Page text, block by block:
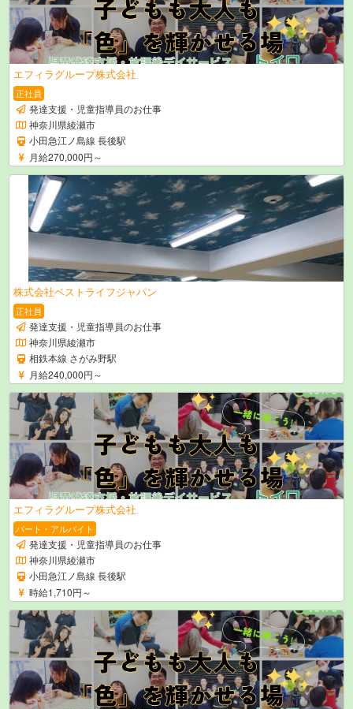
エフィラグループ株式会社
正社員
発達支援・児童指導員のお仕事
神奈川県綾瀬市
小田急江ノ島線 長後駅
月給270,000円～
株式会社ベストライフジャパン
正社員
発達支援・児童指導員のお仕事
神奈川県綾瀬市
相鉄本線 さがみ野駅
月給240,000円～
エフィラグループ株式会社
パート・アルバイト
発達支援・児童指導員のお仕事
神奈川県綾瀬市
小田急江ノ島線 長後駅
時給1,710円～